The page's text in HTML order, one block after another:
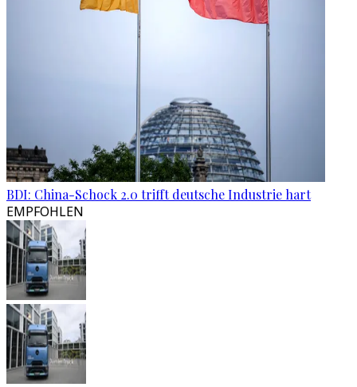
BDI: China-Schock 2.0 trifft deutsche Industrie hart
EMPFOHLEN